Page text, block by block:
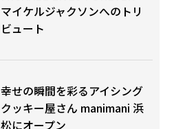
マイケルジャクソンへのトリ
ビュート
幸せの瞬間を彩るアイシング
クッキー屋さん manimani 浜
松にオープン